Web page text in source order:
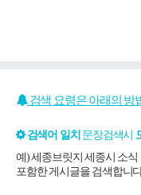
검색 요령은 아래의 방
검색어 일치 문장검색시
예) 세종브릿지 세종시 소식
포함한 게시글을 검색합니